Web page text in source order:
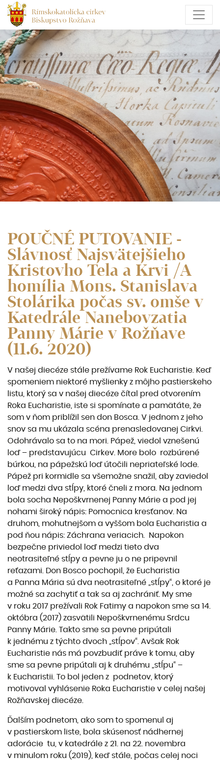
POUČNÉ PUTOVANIE -
Slávnosť Najsvätejšieho
Kristovho Tela a Krvi /A
homília Mons. Stanislava
Stolárika počas sv. omše v
Katedrále Nanebovzatia
Panny Márie v Rožňave
(11.6. 2020)
V našej diecéze stále prežívame Rok Eucharistie. Keď
spomeniem niektoré myšlienky z môjho pastierskeho
listu, ktorý sa v našej diecéze čítal pred otvorením
Roka Eucharistie, iste si spomínate a pamätáte, že
som v ňom priblížil sen don Bosca. V jednom z jeho
snov sa mu ukázala scéna prenasledovanej Cirkvi.
Odohrávalo sa to na mori. Pápež, viedol vznešenú
loď – predstavujúcu Cirkev. More bolo rozbúrené
búrkou, na pápežskú loď útočili nepriateľské lode.
Pápež pri kormidle sa všemožne snažil, aby zaviedol
loď medzi dva stĺpy, ktoré čneli z mora. Na jednom
bola socha Nepoškvrnenej Panny Márie a pod jej
nohami široký nápis: Pomocnica kresťanov. Na
druhom, mohutnejšom a vyššom bola Eucharistia a
pod ňou nápis: Záchrana veriacich. Napokon
bezpečne priviedol loď medzi tieto dva
neotrasiteľné stĺpy a pevne ju o ne pripevnil
reťazami. Don Bosco pochopil, že Eucharistia
a Panna Mária sú dva neotrasiteľné „stĺpy“, o ktoré je
možné sa zachytiť a tak sa aj zachrániť. My sme
v roku 2017 prežívali Rok Fatimy a napokon sme sa 14.
októbra (2017) zasvätili Nepoškvrnenému Srdcu
Panny Márie. Takto sme sa pevne pripútali
k jednému z týchto dvoch „stĺpov“. Avšak Rok
Eucharistie nás má povzbudiť práve k tomu, aby
sme sa pevne pripútali aj k druhému „stĺpu“ –
k Eucharistii. To bol jeden z podnetov, ktorý
motivoval vyhlásenie Roka Eucharistie v celej našej
Rožňavskej diecéze.
Ďalším podnetom, ako som to spomenul aj
v pastierskom liste, bola skúsenosť nádhernej
adorácie tu, v katedrále z 21. na 22. novembra
v minulom roku (2019), keď stále, počas celej noci